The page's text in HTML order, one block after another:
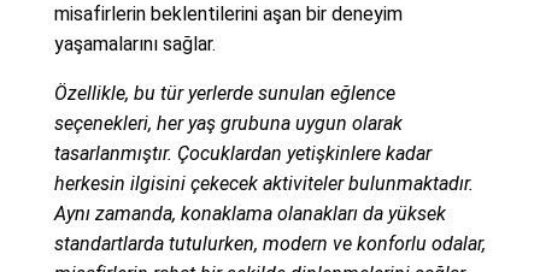
misafirlerin beklentilerini aşan bir deneyim
yaşamalarını sağlar.
Özellikle, bu tür yerlerde sunulan eğlence
seçenekleri, her yaş grubuna uygun olarak
tasarlanmıştır. Çocuklardan yetişkinlere kadar
herkesin ilgisini çekecek aktiviteler bulunmaktadır.
Aynı zamanda, konaklama olanakları da yüksek
standartlarda tutulurken, modern ve konforlu odalar,